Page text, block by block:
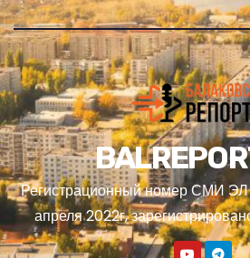
Регистрационный номер СМИ
апреля 2022г,